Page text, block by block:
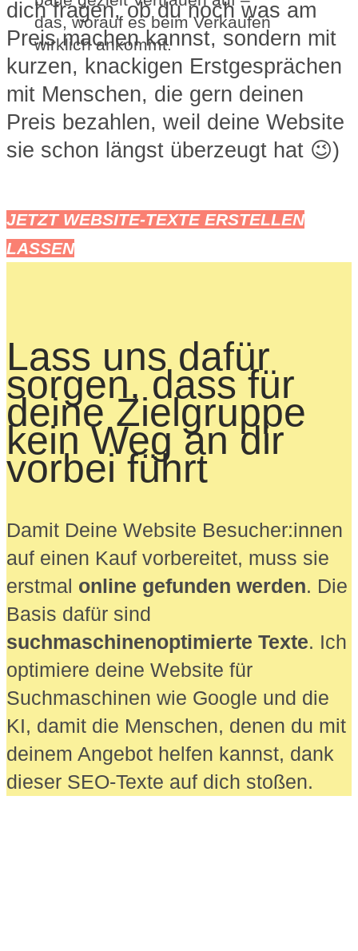
das, worauf es beim Verkaufen
wirklich ankommt.
dich fragen, ob du noch was am
Preis machen kannst, sondern mit
kurzen, knackigen Erstgesprächen
mit Menschen, die gern deinen
Preis bezahlen, weil deine Website
sie schon längst überzeugt hat 😉)
JETZT WEBSITE-TEXTE ERSTELLEN
LASSEN
Lass uns dafür
sorgen, dass für
deine Zielgruppe
kein Weg an dir
vorbei führt
Damit Deine Website Besucher:innen
auf einen Kauf vorbereitet, muss sie
erstmal online gefunden werden. Die
Basis dafür sind
suchmaschinenoptimierte Texte. Ich
optimiere deine Website für
Suchmaschinen wie Google und die
KI, damit die Menschen, denen du mit
deinem Angebot helfen kannst, dank
dieser SEO-Texte auf dich stoßen.